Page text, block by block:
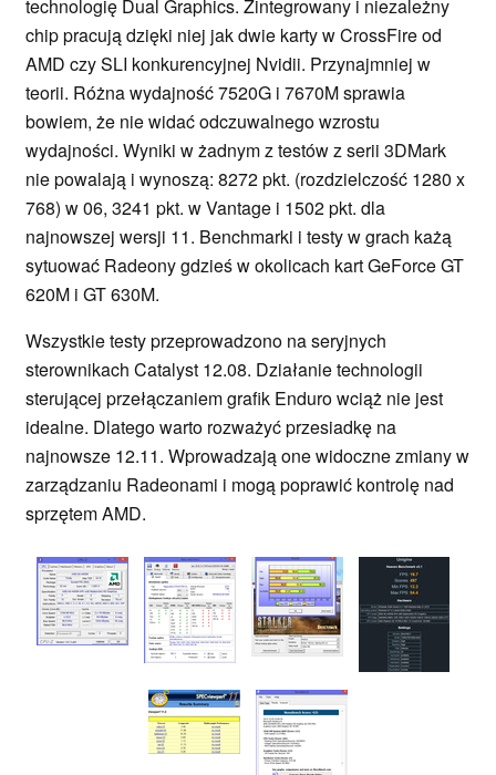
technologię Dual Graphics. Zintegrowany i niezależny
chip pracują dzięki niej jak dwie karty w CrossFire od
AMD czy SLI konkurencyjnej Nvidii. Przynajmniej w
teorii. Różna wydajność 7520G i 7670M sprawia
bowiem, że nie widać odczuwalnego wzrostu
wydajności. Wyniki w żadnym z testów z serii 3DMark
nie powalają i wynoszą: 8272 pkt. (rozdzielczość 1280 x
768) w 06, 3241 pkt. w Vantage i 1502 pkt. dla
najnowszej wersji 11. Benchmarki i testy w grach każą
sytuować Radeony gdzieś w okolicach kart GeForce GT
620M i GT 630M.
Wszystkie testy przeprowadzono na seryjnych
sterownikach Catalyst 12.08. Działanie technologii
sterującej przełączaniem grafik Enduro wciąż nie jest
idealne. Dlatego warto rozważyć przesiadkę na
najnowsze 12.11. Wprowadzają one widoczne zmiany w
zarządzaniu Radeonami i mogą poprawić kontrolę nad
sprzętem AMD.